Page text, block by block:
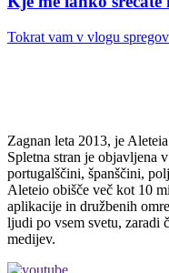
Tokrat vam v vlogu
Zagnan leta 2013, je
Spletna stran je objavljena
portugalščini, španščini,
Aleteio obišče več kot 10
aplikacije in družbenih
ljudi po vsem svetu, zaradi
medijev.